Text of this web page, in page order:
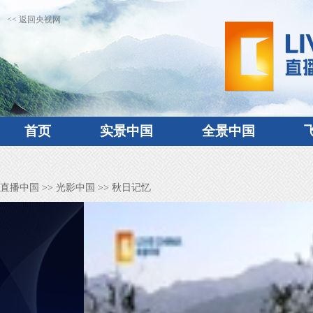
<< 返回央视网
首页 实景中国 全景中国
直播中国 >> 光影中国 >> 秋日记忆